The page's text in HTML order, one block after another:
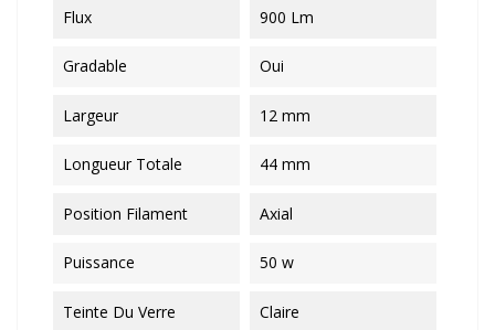
Flux 900 Lm
Gradable Oui
Largeur 12 mm
Longueur Totale 44 mm
Position Filament Axial
Puissance 50 w
Teinte Du Verre Claire